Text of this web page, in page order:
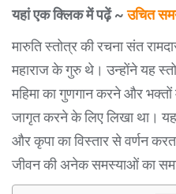
यहां एक क्लिक में पढ़ें ~उचित
मारुति स्तोत्र की रचना संत
महाराज के गुरु थे। उन्होंने यह
महिमा का गुणगान करने और
जागृत करने के लिए लिखा था।
और कृपा का विस्तार से वर्णन
जीवन की अनेक समस्याओं का